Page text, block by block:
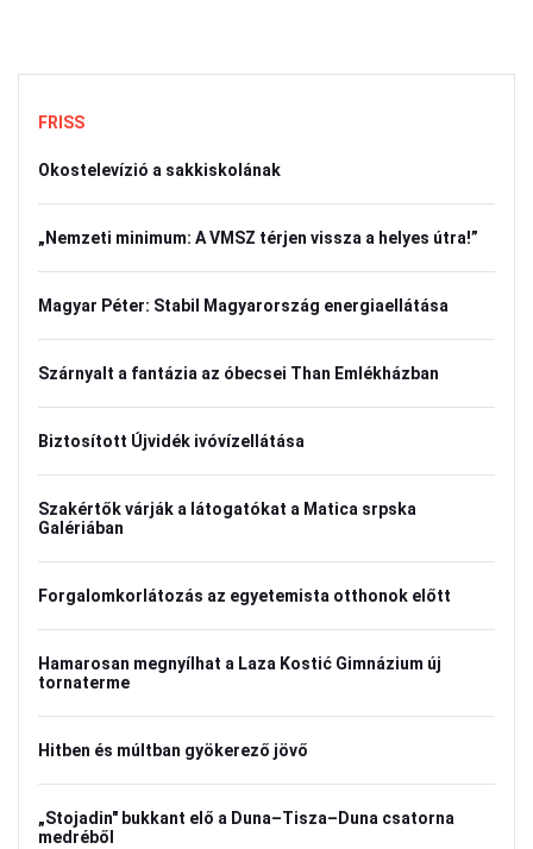
FRISS
Okostelevízió a sakkiskolának
„Nemzeti minimum: A VMSZ térjen vissza a helyes útra!”
Magyar Péter: Stabil Magyarország energiaellátása
Szárnyalt a fantázia az óbecsei Than Emlékházban
Biztosított Újvidék ivóvízellátása
Szakértők várják a látogatókat a Matica srpska
Galériában
Forgalomkorlátozás az egyetemista otthonok előtt
Hamarosan megnyílhat a Laza Kostić Gimnázium új
tornaterme
Hitben és múltban gyökerező jövő
„Stojadin" bukkant elő a Duna–Tisza–Duna csatorna
medréből